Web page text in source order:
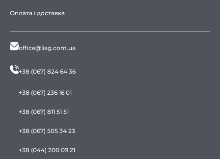
Оплата і доставка
office@liag.com.ua
+38 (067) 824 64 36
+38 (067) 236 16 01
+38 (067) 811 51 51
+38 (067) 505 34 23
+38 (044) 200 09 21